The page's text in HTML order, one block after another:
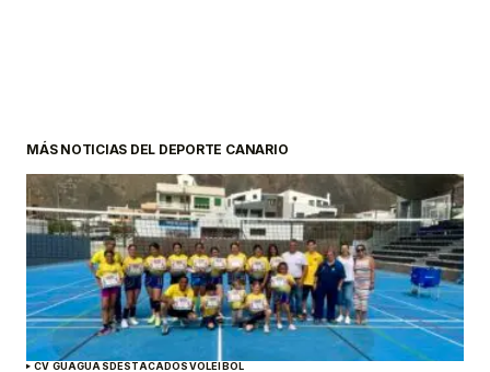
MÁS NOTICIAS DEL DEPORTE CANARIO
CV GUAGUASDESTACADOSVOLEIBOL